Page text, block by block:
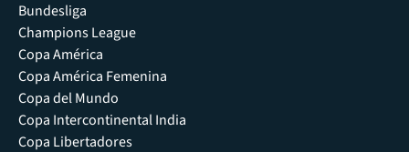
Bundesliga
Champions League
Copa América
Copa América Femenina
Copa del Mundo
Copa Intercontinental India
Copa Libertadores